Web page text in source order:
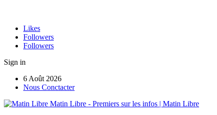
Likes
Followers
Followers
Sign in
6 Août 2026
Nous Conctacter
Matin Libre - Premiers sur les infos | Matin Libre